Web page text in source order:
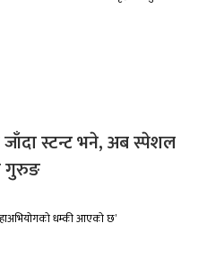
स्टन्ट भने, अब स्पेशल
गुरुङ